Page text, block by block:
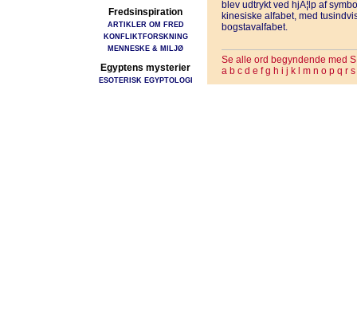
Fredsinspiration
ARTIKLER OM FRED
KONFLIKTFORSKNING
MENNESKE & MILJØ
Egyptens mysterier
ESOTERISK EGYPTOLOGI
blev udtrykt ved hjÃ¦lp af
kinesiske alfabet, med
bogstavalfabet.
Se alle ord begyndende med S
a b c d e f g h i j k m n o p q r s